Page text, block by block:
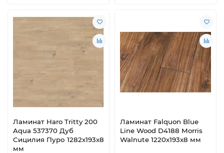
Ламинат Haro Tritty 200
Aqua 537370 Дуб
Сицилия Пуро 1282х193х8
мм
Ламинат Falquon Blue
Line Wood D4188 Morris
Walnute 1220х193х8 мм